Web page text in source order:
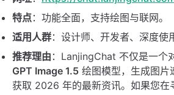
特点：功能全面，支持绘图与联网。
适用人群：设计师、开发者、深度使
推荐理由 ：LanjingChat 不仅是一个
GPT Image 1.5 绘图模型，生成图片
获取 2026 年的最新资讯。如果您在